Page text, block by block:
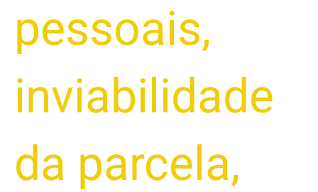
pessoais,
inviabilidade
da parcela,